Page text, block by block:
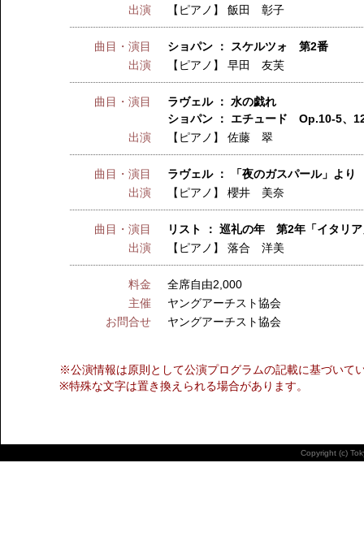
出演
【ピアノ】飯田 彰子
曲目・演目
ショパン ： スケルツォ 第2番
出演
【ピアノ】早田 友芙
曲目・演目
ラヴェル ： 水の戯れ
ショパン ： エチュード Op.10-5、
出演
【ピアノ】佐藤 翠
曲目・演目
ラヴェル ： 「夜のガスパール」よ
出演
【ピアノ】櫻井 美奈
曲目・演目
リスト ： 巡礼の年 第2年「イタリ
出演
【ピアノ】落合 洋美
料金
全席自由2,000
主催
ヤングアーチスト協会
お問合せ
ヤングアーチスト協会
※公演情報は原則として公演プログラムの記載に基づいて
※特殊な文字は置き換えられる場合があります。
Copyright (c)